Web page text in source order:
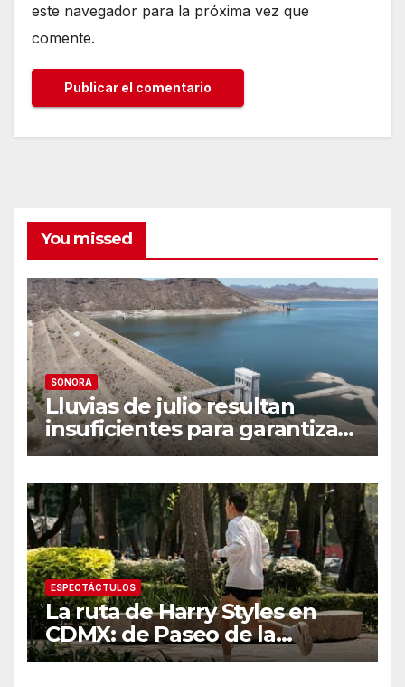
este navegador para la próxima vez que
comente.
You missed
SONORA
Lluvias de julio resultan
insuficientes para garantizar
el ciclo agrícola en el Valle
ESPECTÁCTULOS
La ruta de Harry Styles en
CDMX: de Paseo de la
Reforma a los tacos en la